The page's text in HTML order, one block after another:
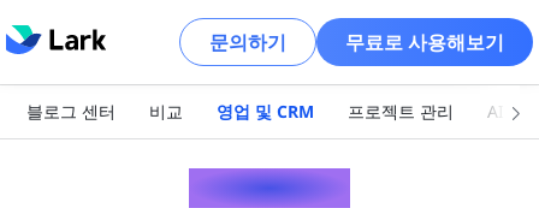
문의하기 무료로 사용해보기
블로그 센터 비교 영업 및 CRM 프로젝트 관리 AI 및
영업 및 CRM